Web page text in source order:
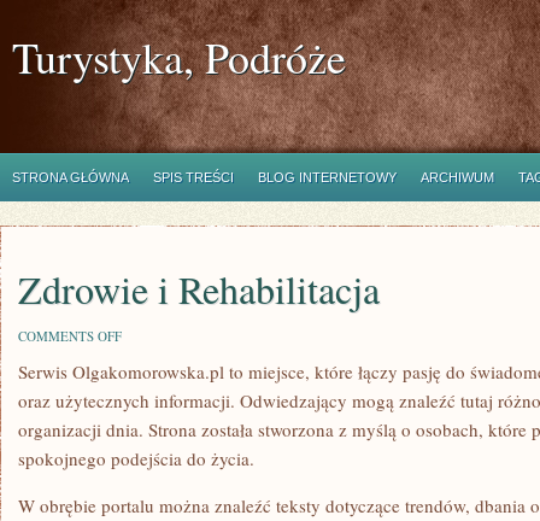
Turystyka, Podróże
STRONA GŁÓWNA SPIS TREŚCI BLOG INTERNETOWY ARCHIWUM
Zdrowie i Rehabilitacja
COMMENTS OFFON
I
Serwis Olgakomorowska.pl to miejsce, które łączy pasję do
oraz użytecznych informacji. Odwiedzający mogą znaleźć tutaj
organizacji dnia. Strona została stworzona z myślą o osobach,
spokojnego podejścia do życia.
W obrębie portalu można znaleźć teksty dotyczące trendów, dbania